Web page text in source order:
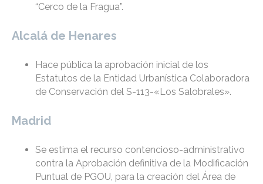
“Cerco de la Fragua”.
Alcalá de Henares
Hace pública la aprobación inicial de los
Estatutos de la Entidad Urbanística Colaboradora
de Conservación del S-113-«Los Salobrales».
Madrid
Se estima el recurso contencioso-administrativo
contra la Aprobación definitiva de la Modificación
Puntual de PGOU, para la creación del Área de